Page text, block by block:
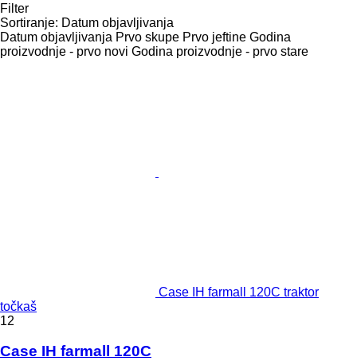
Filter
Sortiranje: Datum objavljivanja
Datum objavljivanja Prvo skupe Prvo jeftine Godina
proizvodnje - prvo novi Godina proizvodnje - prvo stare
Case IH farmall 120C traktor
točkaš
12
Case IH farmall 120C